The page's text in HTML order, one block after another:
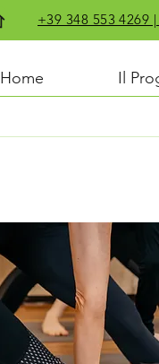
+39 348 553 4269
Home Il